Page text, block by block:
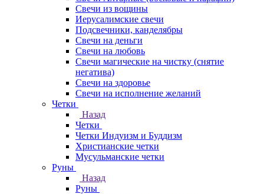
Свечи из вощины
Иерусалимские свечи
Подсвечники, канделябры
Свечи на деньги
Свечи на любовь
Свечи магические на чистку (снятие
негатива)
Свечи на здоровье
Свечи на исполнение желаний
Четки
Назад
Четки
Четки Индуизм и Буддизм
Христианские четки
Мусульманские четки
Руны
Назад
Руны